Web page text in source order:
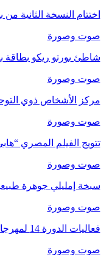
اختتام النسخة الثانية
صوت وصورة
شاطئ بورتو ريكو بطاقة
صوت وصورة
مركز الأشخاص ذوي
صوت وصورة
تتويج الفيلم المصري
صوت وصورة
سبخة إمليلي جوهرة
صوت وصورة
فعاليات الدورة 14 لمهرجان الداخلة الدولي للفيلم
صوت وصورة